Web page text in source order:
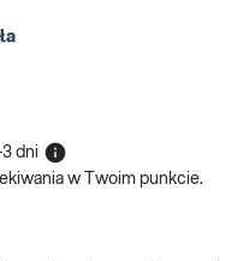
3 dni
w Twoim punkcie.